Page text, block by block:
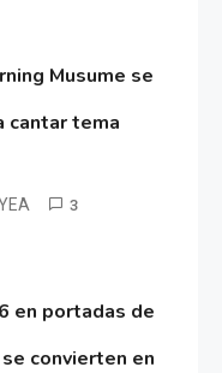
Musume se
cantar tema
3
en portadas de
convierten en